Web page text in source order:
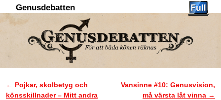
Genusdebatten
Inläggsnavigering
← Pojkar, skolbetyg och
könsskillnader – Mitt andra
Vansinne #10: Genusvision,
må värsta låt vinna →